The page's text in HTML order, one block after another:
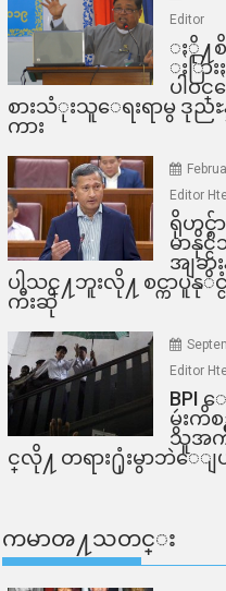
Editor
ႏို႔စိ
ႏြာ
ပါဝ
စားသံုးသူေရးရာမွ ဒုည
ကား
Editor
ရိုဟင္
မာနိုင္
အျခာ
ပါသင္႔ဘူးလို႔ စင္ကာပူနုိင္
ကီးဆို
Editor
BPI
မွဴးကိ
သူအက်ိဳ
င္​လို႔ တရား႐ုံးမွာဘဲေျ
ကမာၻ႔သတင္း